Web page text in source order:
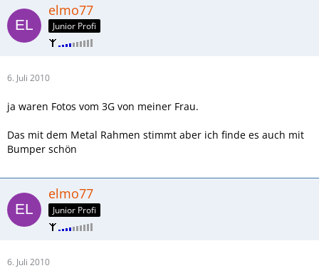
elmo77
Junior Profi
6. Juli 2010
ja waren Fotos vom 3G von meiner Frau.
Das mit dem Metal Rahmen stimmt aber ich finde es auch mit
Bumper schön
elmo77
Junior Profi
6. Juli 2010